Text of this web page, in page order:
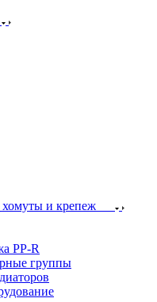
хомуты и крепеж
PP-R
группы